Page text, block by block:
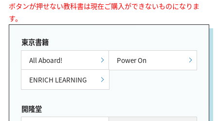
ボタンが押せない教科書は現在ご購入ができないものになりま
す。
東京書籍
All Aboard!
Power On
ENRICH LEARNING
開隆堂